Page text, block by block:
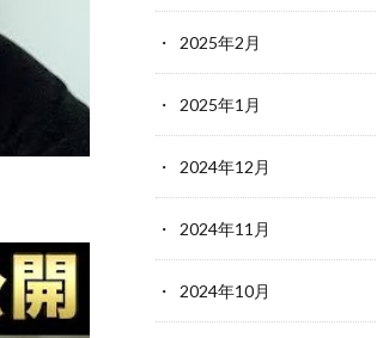
2025年2月
2025年1月
2024年12月
2024年11月
2024年10月